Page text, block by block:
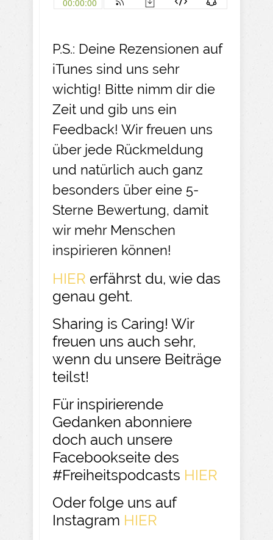
P.S.: Deine Rezensionen auf
iTunes sind uns sehr
wichtig! Bitte nimm dir die
Zeit und gib uns ein
Feedback! Wir freuen uns
über jede Rückmeldung
und natürlich auch ganz
besonders über eine 5-
Sterne Bewertung, damit
wir mehr Menschen
inspirieren können!
HIER erfährst du, wie das
genau geht.
Sharing is Caring! Wir
freuen uns auch sehr,
wenn du unsere Beiträge
teilst!
Für inspirierende
Gedanken abonniere
doch auch unsere
Facebookseite des
#Freiheitspodcasts HIER
Oder folge uns auf
Instagram HIER